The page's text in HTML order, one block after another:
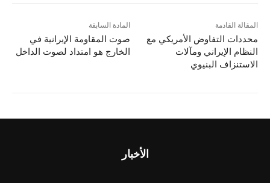
المادة السابقة
صوت المقاومة الإيرانية في
الخارج هو امتداد لصوت الداخل
المقالة القادمة
محددات التفاوض الأمريكي مع
النظام الإيراني ومآلات
الاستنزاف البنيوي
الأخبار